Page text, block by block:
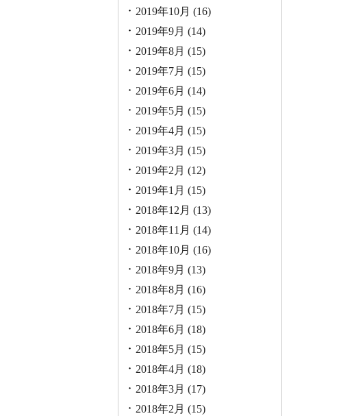
2019年10月 (16)
2019年9月 (14)
2019年8月 (15)
2019年7月 (15)
2019年6月 (14)
2019年5月 (15)
2019年4月 (15)
2019年3月 (15)
2019年2月 (12)
2019年1月 (15)
2018年12月 (13)
2018年11月 (14)
2018年10月 (16)
2018年9月 (13)
2018年8月 (16)
2018年7月 (15)
2018年6月 (18)
2018年5月 (15)
2018年4月 (18)
2018年3月 (17)
2018年2月 (15)